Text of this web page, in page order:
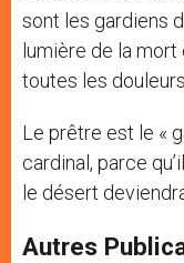
sont les gardiens
lumière de la
toutes les
Le prêtre est le «
cardinal, parce
le désert
Autres